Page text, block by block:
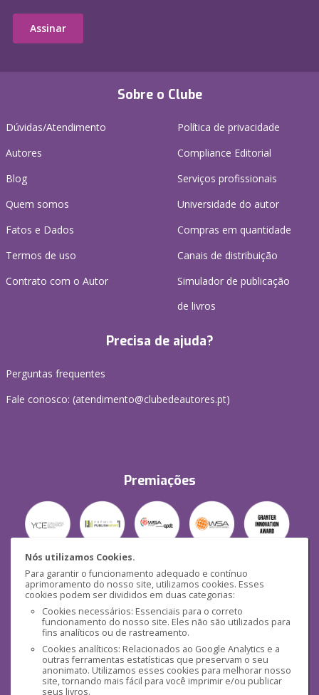
Nós utilizamos Cookies.
Para garantir o funcionamento adequado e contínuo
aprimoramento do nosso site, utilizamos cookies. Esses
cookies podem ser divididos em duas categorias:
Cookies necessários: Essenciais para o correto
funcionamento do nosso site. Eles não são utilizados para
fins analíticos ou de rastreamento.
Cookies analíticos: Relacionados ao Google Analytics e a
outras ferramentas estatísticas que preservam o seu
anonimato. Utilizamos esses cookies para melhorar nosso
site, tornando mais fácil para você imprimir e/ou publicar
seus livros.
Sobre o Clube
Dúvidas/Atendimento
Autores
Blog
Quem somos
Fatos e Dados
Termos de uso
Contrato com o Autor
Política de privacidade
Compliance Editorial
Serviços profissionais
Universidade do autor
Compras em quantidade
Canais de distribuição
Simulador de publicação
de livros
Precisa de ajuda?
Perguntas frequentes
Fale conosco: (atendimento@clubedeautores.pt)
Premiações
Segurança
Mídias Sociais
Assinar